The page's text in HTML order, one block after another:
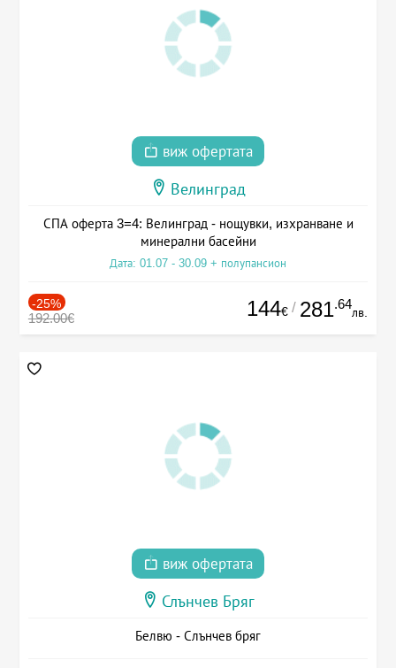
виж офертата
Велинград
СПА оферта 3=4: Велинград - нощувки, изхранване и
минерални басейни
Дата: 01.07 - 30.09 + полупансион
-25%
192.00€ 144€ / 281.64
лв.
виж офертата
Слънчев Бряг
Белвю - Слънчев бряг